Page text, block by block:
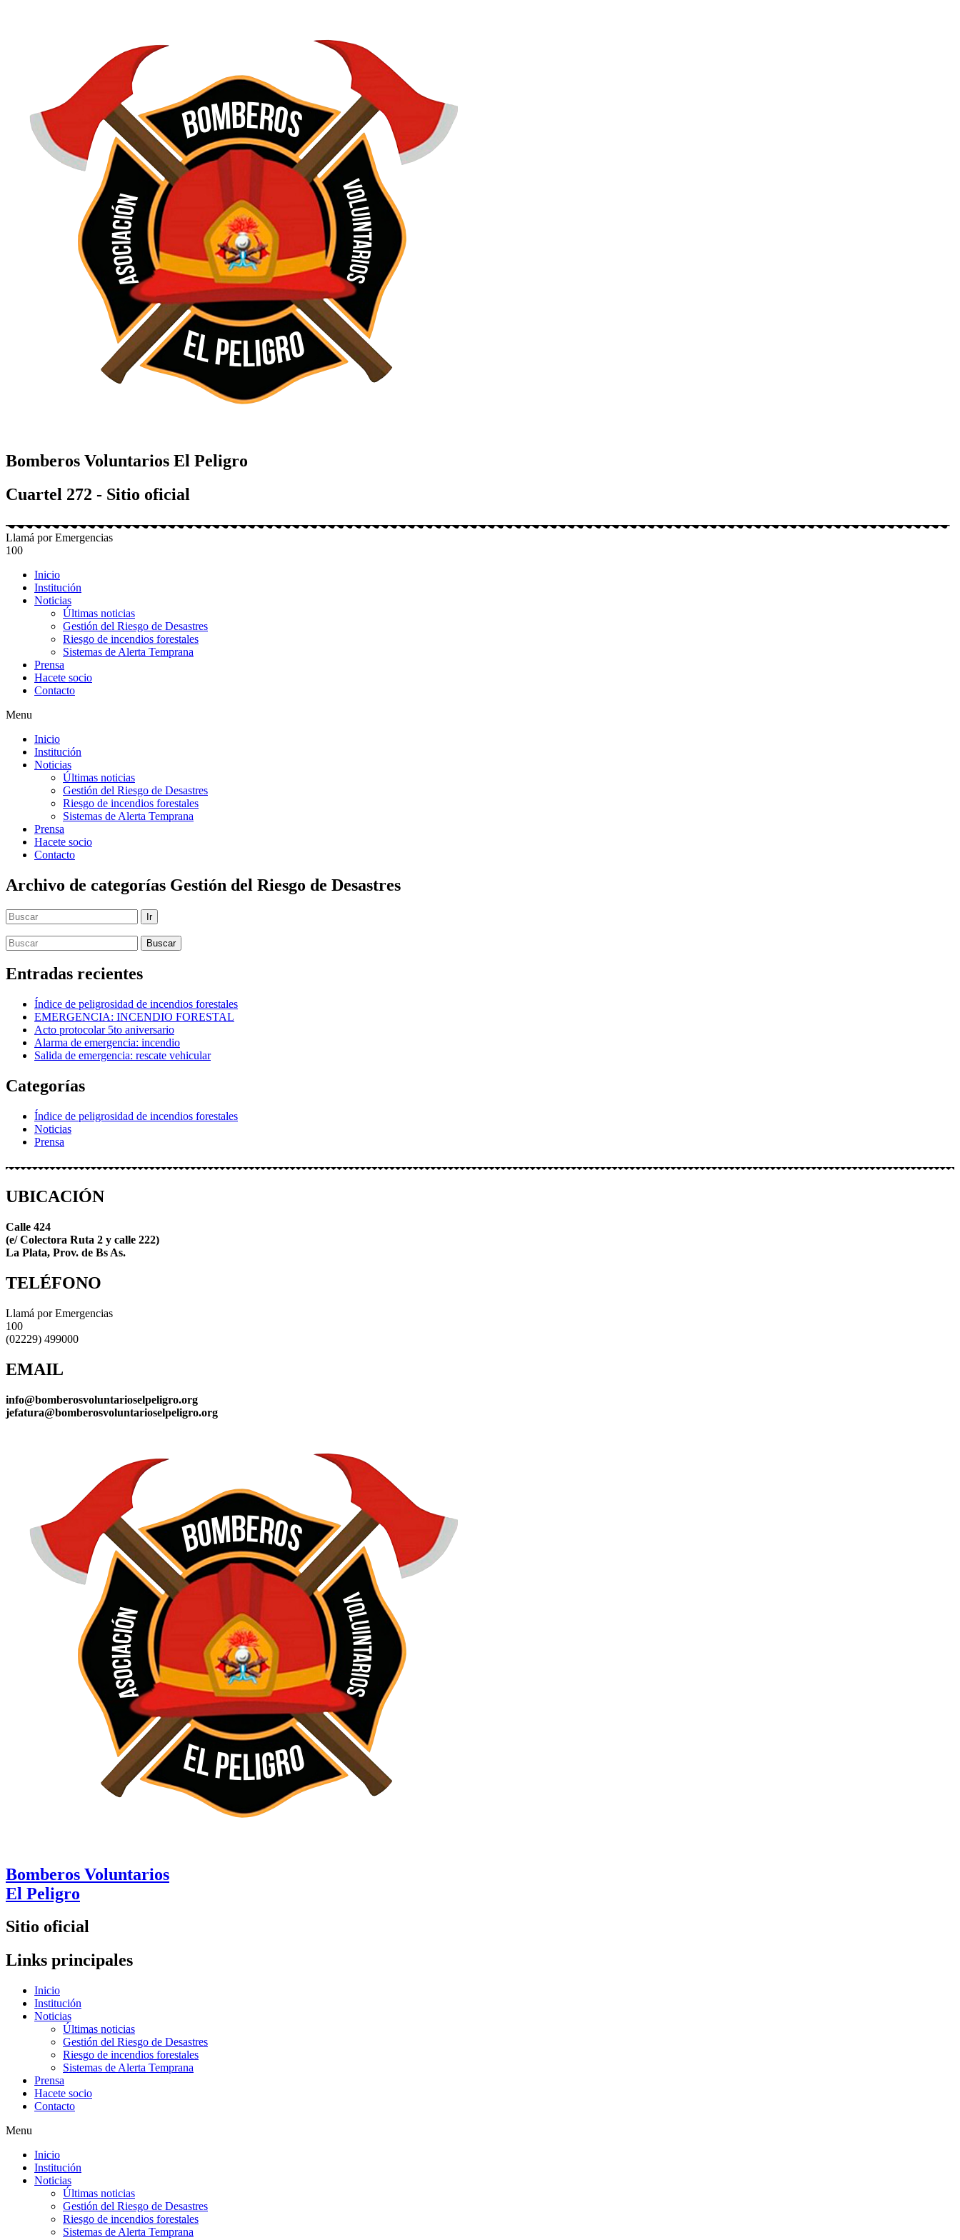
Bomberos Voluntarios El Peligro
Cuartel 272 - Sitio oficial
Llamá por Emergencias
100
Inicio
Institución
Noticias
Últimas noticias
Gestión del Riesgo de Desastres
Riesgo de incendios forestales
Sistemas de Alerta Temprana
Prensa
Hacete socio
Contacto
Menu
Inicio
Institución
Noticias
Últimas noticias
Gestión del Riesgo de Desastres
Riesgo de incendios forestales
Sistemas de Alerta Temprana
Prensa
Hacete socio
Contacto
Archivo de categorías Gestión del Riesgo de Desastres
Ir
Entradas recientes
Índice de peligrosidad de incendios forestales
EMERGENCIA: INCENDIO FORESTAL
Acto protocolar 5to aniversario
Alarma de emergencia: incendio
Salida de emergencia: rescate vehicular
Categorías
Índice de peligrosidad de incendios forestales
Noticias
Prensa
UBICACIÓN
Calle 424
(e/ Colectora Ruta 2 y calle 222)
La Plata, Prov. de Bs As.
TELÉFONO
Llamá por Emergencias
100
(02229) 499000
EMAIL
info@bomberosvoluntarioselpeligro.org
jefatura@bomberosvoluntarioselpeligro.org
Bomberos Voluntarios
El Peligro
Sitio oficial
Links principales
Inicio
Institución
Noticias
Últimas noticias
Gestión del Riesgo de Desastres
Riesgo de incendios forestales
Sistemas de Alerta Temprana
Prensa
Hacete socio
Contacto
Menu
Inicio
Institución
Noticias
Últimas noticias
Gestión del Riesgo de Desastres
Riesgo de incendios forestales
Sistemas de Alerta Temprana